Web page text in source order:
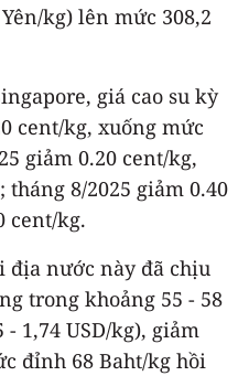
kg) lên mức 308,2
giá cao su kỳ
cent/kg, xuống mức
giảm 0.20 cent/kg,
8/2025 giảm 0.40
cent/kg.
địa nước này đã chịu
trong khoảng 55 - 58
1,74 USD/kg), giảm
đỉnh 68 Baht/kg hồi